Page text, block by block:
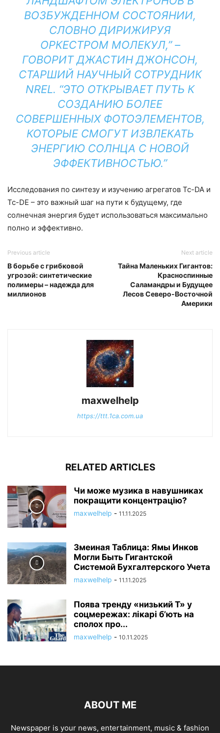
ВОЗБУЖДЕННОМ СОСТОЯНИИ,
СЛОВНО ДИРИЖИРУЯ
ОРКЕСТРОМ МОЛЕКУЛ,” –
ГОВОРИТ ДЖАСТИН ДЖОНСОН,
СТАРШИЙ НАУЧНЫЙ СОТРУДНИК
NREL. “ЭТО ОТКРЫВАЕТ ПУТЬ К
СОЗДАНИЮ БОЛЕЕ
СОВЕРШЕННЫХ ФОТОЭЛЕМЕНТОВ,
КОТОРЫЕ СМОГУТ ИЗВЛЕКАТЬ
ЭНЕРГИЮ СОЛНЦА С НОВОЙ
ЭФФЕКТИВНОСТЬЮ.”
Исследования по синтезу и изучению агрегатов Tc-DA и
Tc-DE – это важный шаг на пути к будущему, где
солнечная энергия будет использоваться максимально
полно и эффективно.
Previous article
В борьбе с грибковой
угрозой: синтетические
полимеры – надежда для
миллионов
Next article
Тайна Маленьких Гигантов:
Красноспинные
Саламандры и Будущее
Лесов Северо-Восточной
Америки
maxwelhelp
https://ttt.1ca.com.ua
RELATED ARTICLES
Чи може музика в навушниках
покращити концентрацію?
maxwelhelp - 11.11.2025
Змеиная Таблица: Ямы Инков
Могли Быть Гигантской
Системой Бухгалтерского Учета
maxwelhelp - 11.11.2025
Поява тренду «низький Т» у
соцмережах: лікарі б’ють на
сполох про...
maxwelhelp - 10.11.2025
ABOUT ME
Newspaper is your news, entertainment, music & fashion